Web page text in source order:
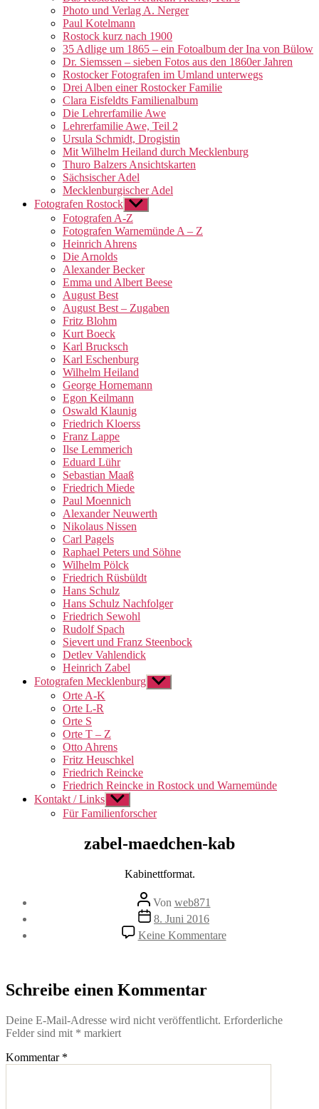
Photo und Verlag A. Nerger
Paul Kotelmann
Rostock kurz nach 1900
35 Adlige um 1865 – ein Fotoalbum der Ina von Bülow
Dr. Siemssen – sieben Fotos aus den 1860er Jahren
Rostocker Fotografen im Umland unterwegs
Drei Alben einer Rostocker Familie
Clara Eisfeldts Familienalbum
Die Lehrerfamilie Awe
Lehrerfamilie Awe, Teil 2
Ursula Schmidt, Drogistin
Mit Wilhelm Heiland durch Mecklenburg
Thuro Balzers Ansichtskarten
Sächsischer Adel
Mecklenburgischer Adel
Fotografen Rostock Untermenü
anzeigen
Fotografen A-Z
Fotografen Warnemünde A – Z
Heinrich Ahrens
Die Arnolds
Alexander Becker
Emma und Albert Beese
August Best
August Best – Zugaben
Fritz Blohm
Kurt Boeck
Karl Brucksch
Karl Eschenburg
Wilhelm Heiland
George Hornemann
Egon Keilmann
Oswald Klaunig
Friedrich Kloerss
Franz Lappe
Ilse Lemmerich
Eduard Lühr
Sebastian Maaß
Friedrich Miede
Paul Moennich
Alexander Neuwerth
Nikolaus Nissen
Carl Pagels
Raphael Peters und Söhne
Wilhelm Pölck
Friedrich Rüsbüldt
Hans Schulz
Hans Schulz Nachfolger
Friedrich Sewohl
Rudolf Spach
Sievert und Franz Steenbock
Detlev Vahlendick
Heinrich Zabel
Fotografen Mecklenburg Untermenü
anzeigen
Orte A-K
Orte L-R
Orte S
Orte T – Z
Otto Ahrens
Fritz Heuschkel
Friedrich Reincke
Friedrich Reincke in Rostock und Warnemünde
Kontakt / Links Untermenü
anzeigen
Für Familienforscher
zabel-maedchen-kab
Kabinettformat.
Beitragsautor
Von web871
Veröffentlichungsdatum
8. Juni 2016
Keine Kommentarezu
zabel-
Schreibe einen Kommentar
Deine E-Mail-Adresse wird nicht veröffentlicht. Erforderliche
Felder sind mit * markiert
Kommentar *